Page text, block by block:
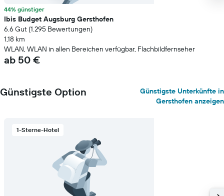
44% günstiger
Ibis Budget Augsburg Gersthofen
6.6 Gut (1.295 Bewertungen)
1,18 km
WLAN, WLAN in allen Bereichen verfügbar, Flachbildfernseher
ab 50 €
Günstigste Option
Günstigste Unterkünfte in
Gersthofen anzeigen
1-Sterne-Hotel